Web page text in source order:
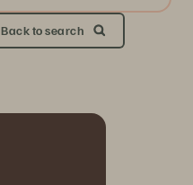
Back to search